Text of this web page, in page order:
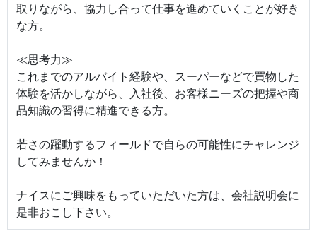
取りながら、協力し合って仕事を進めていくことが好き
な方。
≪思考力≫
これまでのアルバイト経験や、スーパーなどで買物した
体験を活かしながら、入社後、お客様ニーズの把握や商
品知識の習得に精進できる方。
若さの躍動するフィールドで自らの可能性にチャレンジ
してみませんか！
ナイスにご興味をもっていただいた方は、会社説明会に
是非おこし下さい。